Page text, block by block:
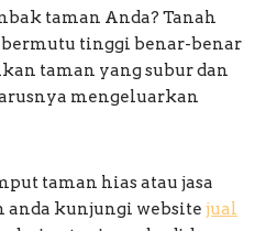
taman Anda? Tanah
tinggi benar-benar
taman yang subur dan
mengeluarkan
taman hias atau jasa
kunjungi website jual